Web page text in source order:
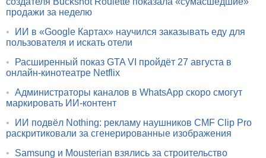
продажи за неделю
•
ИИ в «Google Картах» научился заказывать еду для
пользователя и искать отели
•
Расширенный показ GTA VI пройдёт 27 августа в
онлайн-кинотеатре Netflix
• Администраторы каналов в WhatsApp скоро смогут
маркировать ИИ-контент
•
ИИ подвёл Nothing: рекламу наушников CMF Clip Pro
раскритиковали за сгенерированные изображения
•
Samsung и Mousterian взялись за строительство